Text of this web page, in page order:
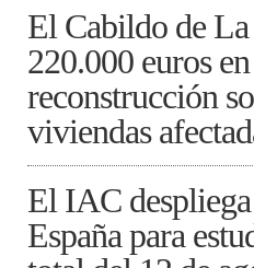
El Cabildo de
220.000 euros
reconstrucción
viviendas
El IAC
España para